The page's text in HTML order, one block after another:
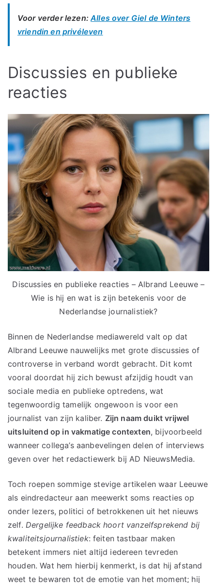
Voor verder lezen:Alles over Giel de Winters
vriendin en privéleven
Discussies en publieke
reacties
Discussies en publieke reacties – Albrand Leeuwe –
Wie is hij en wat is zijn betekenis voor de
Nederlandse journalistiek?
Binnen de Nederlandse mediawereld valt op dat
Albrand Leeuwe nauwelijks met grote discussies of
controverse in verband wordt gebracht. Dit komt
vooral doordat hij zich bewust afzijdig houdt van
sociale media en publieke optredens, wat
tegenwoordig tamelijk ongewoon is voor een
journalist van zijn kaliber. Zijn naam duikt vrijwel
uitsluitend op in vakmatige contexten, bijvoorbeeld
wanneer collega’s aanbevelingen delen of interviews
geven over het redactiewerk bij AD NieuwsMedia.
Toch roepen sommige stevige artikelen waar Leeuwe
als eindredacteur aan meewerkt soms reacties op
onder lezers, politici of betrokkenen uit het nieuws
zelf. Dergelijke feedback hoort vanzelfsprekend bij
kwaliteitsjournalistiek: feiten tastbaar maken
betekent immers niet altijd iedereen tevreden
houden. Wat hem hierbij kenmerkt, is dat hij afstand
weet te bewaren tot de emotie van het moment; hij